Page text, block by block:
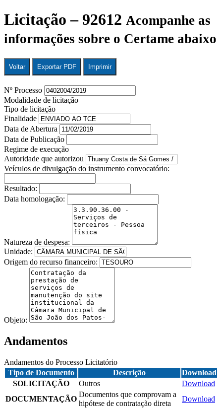
Licitação – 92612 Acompanhe as
informações sobre o Certame abaixo
Voltar Exportar PDF Imprimir
Nº Processo
Modalidade de licitação
Tipo de licitação
Finalidade
Data de Abertura
Data de Publicação
Regime de execução
Autoridade que autorizou
Veículos de divulgação do instrumento convocatório:
Resultado:
Data homologação:
Natureza de despesa:
Unidade:
Origem do recurso financeiro:
Objeto:
Andamentos
Andamentos do Processo Licitatório
Tipo de Documento
Descrição
Download
SOLICITAÇÃO
Outros
Download
DOCUMENTAÇÃO
Documentos que comprovam a
hipótese de contratação direta
Download